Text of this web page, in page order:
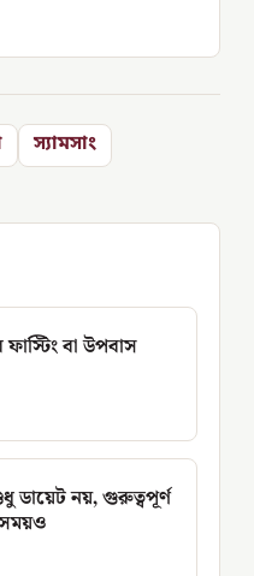
স্যামসাং
বা উপবাস
ডায়েট নয়, গুরুত্বপূর্ণ
সময়ও